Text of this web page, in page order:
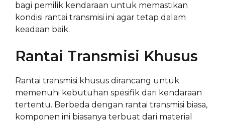
bagi pemilik kendaraan untuk memastikan
kondisi rantai transmisi ini agar tetap dalam
keadaan baik.
Rantai Transmisi Khusus
Rantai transmisi khusus dirancang untuk
memenuhi kebutuhan spesifik dari kendaraan
tertentu. Berbeda dengan rantai transmisi biasa,
komponen ini biasanya terbuat dari material